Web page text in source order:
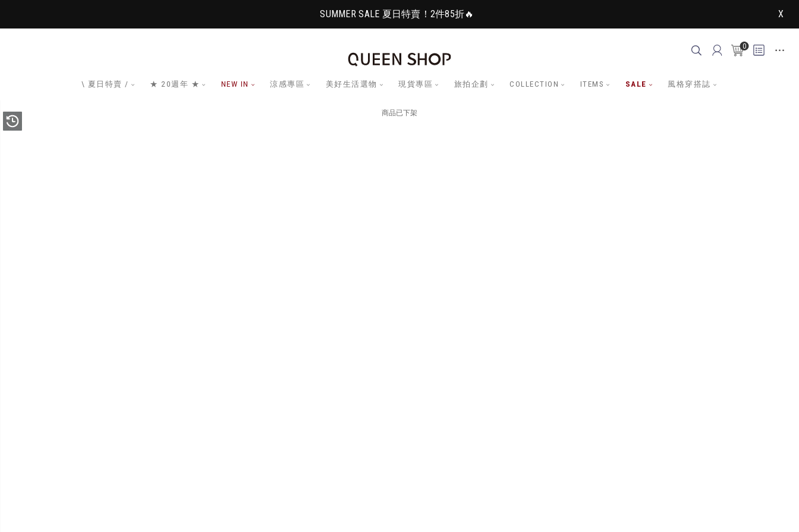
SUMMER SALE 夏日特賣！2件85折🔥 X
0
\ 夏日特賣 / ★ 20週年 ★ NEW IN 涼感專區 美好生活選物 現貨專區 旅拍企劃 COLLECTION ITEMS SALE 風格穿搭誌
商品已下架